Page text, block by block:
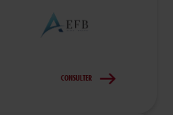
CONSULTER